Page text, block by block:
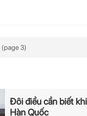
(page 3)
Đôi điều cần biết
Hàn Quốc